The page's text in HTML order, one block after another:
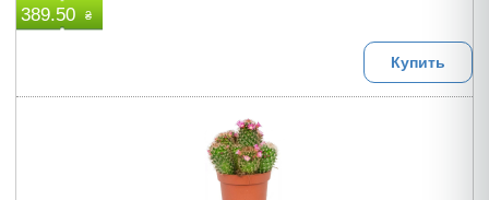
389.50 ₴
Купить